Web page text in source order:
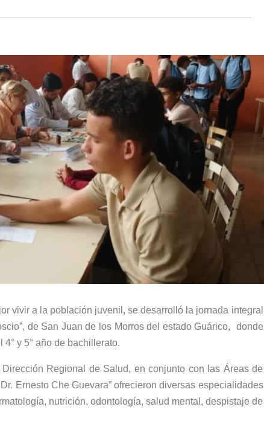
vivir a la población juvenil, se desarrolló la jornada integral
de San Juan de los Morros del estado Guárico, donde
y 5° año de bachillerato.
Regional de Salud, en conjunto con las Áreas de
Ernesto Che Guevara” ofrecieron diversas especialidades
nutrición, odontología, salud mental, despistaje de